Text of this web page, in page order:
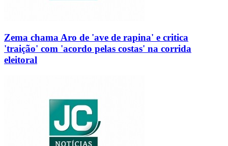
Zema chama Aro de 'ave de rapina' e critica
'traição' com 'acordo pelas costas' na corrida
eleitoral